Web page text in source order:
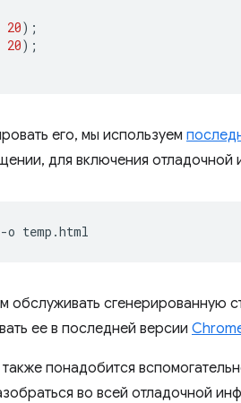
20);
20);
его, мы используем
для включения отладочной
обслуживать сгенерированную
ее в последней версии
понадобится
во всей отладочной